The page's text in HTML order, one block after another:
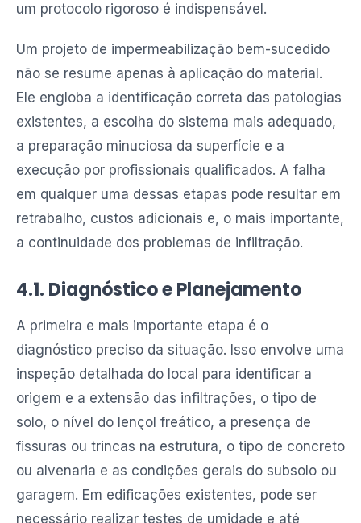
um protocolo rigoroso é indispensável.
Um projeto de impermeabilização bem-sucedido
não se resume apenas à aplicação do material.
Ele engloba a identificação correta das patologias
existentes, a escolha do sistema mais adequado,
a preparação minuciosa da superfície e a
execução por profissionais qualificados. A falha
em qualquer uma dessas etapas pode resultar em
retrabalho, custos adicionais e, o mais importante,
a continuidade dos problemas de infiltração.
4.1. Diagnóstico e Planejamento
A primeira e mais importante etapa é o
diagnóstico preciso da situação. Isso envolve uma
inspeção detalhada do local para identificar a
origem e a extensão das infiltrações, o tipo de
solo, o nível do lençol freático, a presença de
fissuras ou trincas na estrutura, o tipo de concreto
ou alvenaria e as condições gerais do subsolo ou
garagem. Em edificações existentes, pode ser
necessário realizar testes de umidade e até